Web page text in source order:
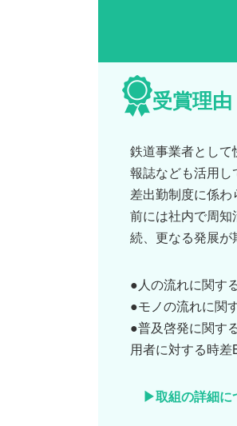
受賞理由
鉄道事業者とし
報誌なども活用
差出勤制度に係
前には社内で周
続、更なる発展が
●人の流れに関す
●モノの流れに関
●普及啓発に関す
用者に対する時
取組の詳細に